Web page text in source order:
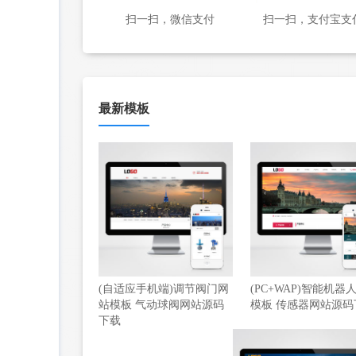
扫一扫，微信支付 扫一扫，支付宝支
最新模板
(自适应手机端)调节阀门网
站模板 气动球阀网站源码
下载
(PC+WAP)智能机器
模板 传感器网站源码